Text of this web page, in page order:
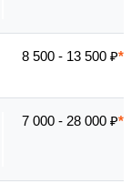
8 500 - 13 500 ₽
7 000 - 28 000 ₽